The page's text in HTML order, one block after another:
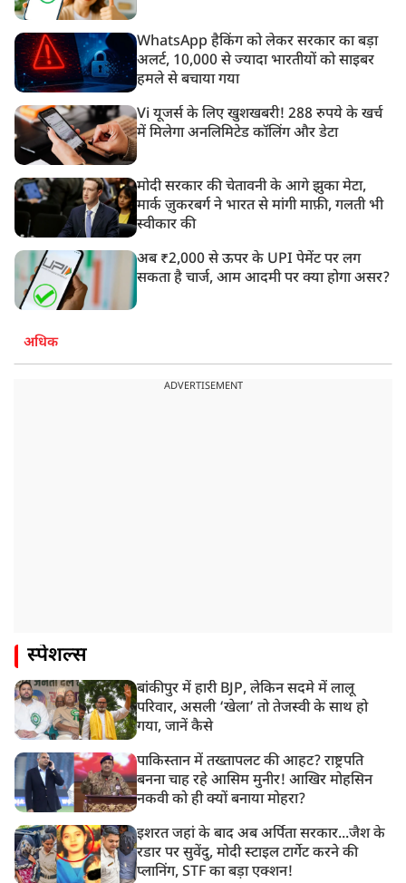
WhatsApp हैकिंग को लेकर सरकार का बड़ा
अलर्ट, 10,000 से ज्यादा भारतीयों को साइबर
हमले से बचाया गया
Vi यूजर्स के लिए खुशखबरी! 288 रुपये के खर्च
में मिलेगा अनलिमिटेड कॉलिंग और डेटा
मोदी सरकार की चेतावनी के आगे झुका मेटा,
मार्क ज़ुकरबर्ग ने भारत से मांगी माफ़ी, गलती भी
स्वीकार की
अब ₹2,000 से ऊपर के UPI पेमेंट पर लग
सकता है चार्ज, आम आदमी पर क्या होगा असर?
अधिक
ADVERTISEMENT
स्पेशल्स
बांकीपुर में हारी BJP, लेकिन सदमे में लालू
परिवार, असली ‘खेला’ तो तेजस्वी के साथ हो
गया, जानें कैसे
पाकिस्तान में तख्तापलट की आहट? राष्ट्रपति
बनना चाह रहे आसिम मुनीर! आखिर मोहसिन
नकवी को ही क्यों बनाया मोहरा?
इशरत जहां के बाद अब अर्पिता सरकार...जैश के
रडार पर सुवेंदु, मोदी स्टाइल टार्गेट करने की
प्लानिंग, STF का बड़ा एक्शन!